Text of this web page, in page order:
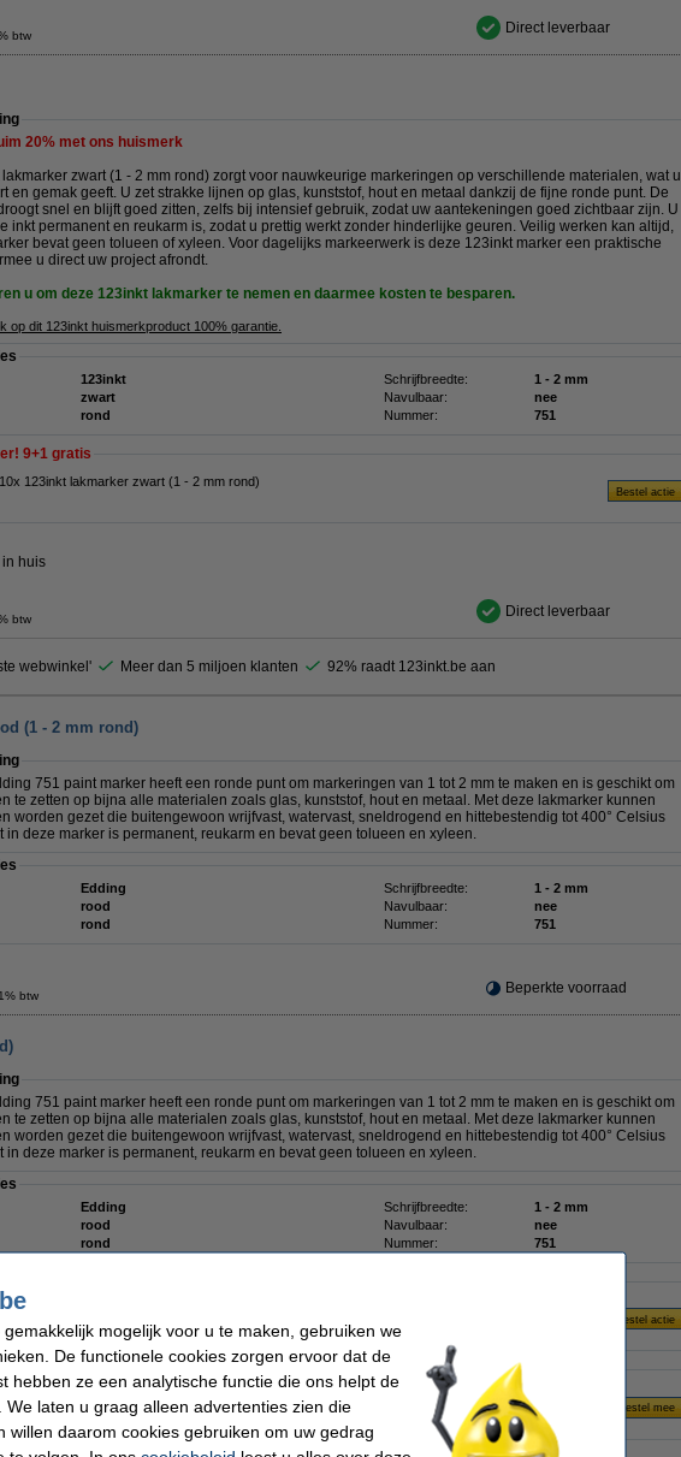
btw Direct leverbaar
20% met ons huismerk
lakmarker zwart (1 - 2 mm rond) zorgt voor nauwkeurige markeringen op verschillende materialen, wat u
en gemak geeft. U zet strakke lijnen op glas, kunststof, hout en metaal dankzij de fijne ronde punt. De
snel en blijft goed zitten, zelfs bij intensief gebruik, zodat uw aantekeningen goed zichtbaar zijn. U
inkt permanent en reukarm is, zodat u prettig werkt zonder hinderlijke geuren. Veilig werken kan altijd,
bevat geen tolueen of xyleen. Voor dagelijks markeerwerk is deze 123inkt marker een praktische
u direct uw project afrondt.
u om deze 123inkt lakmarker te nemen en daarmee kosten te besparen.
op dit 123inkt huismerkproduct 100% garantie.
123inkt Schrijfbreedte:
1 - 2 mm
zwart Navulbaar:
nee
rond Nummer: 751
9+1 gratis
123inkt lakmarker zwart (1 - 2 mm rond)
in huis
btw Direct leverbaar
webwinkel' Meer dan 5 miljoen klanten 92% raadt 123inkt.be aan
(1 - 2 mm rond)
751 paint marker heeft een ronde punt om markeringen van 1 tot 2 mm te maken en is geschikt om
te zetten op bijna alle materialen zoals glas, kunststof, hout en metaal. Met deze lakmarker kunnen
worden gezet die buitengewoon wrijfvast, watervast, sneldrogend en hittebestendig tot 400° Celsius
in deze marker is permanent, reukarm en bevat geen tolueen en xyleen.
Edding Schrijfbreedte:
1 - 2 mm
rood Navulbaar:
nee
rond Nummer: 751
btw Beperkte voorraad
751 paint marker heeft een ronde punt om markeringen van 1 tot 2 mm te maken en is geschikt om
te zetten op bijna alle materialen zoals glas, kunststof, hout en metaal. Met deze lakmarker kunnen
worden gezet die buitengewoon wrijfvast, watervast, sneldrogend en hittebestendig tot 400° Celsius
in deze marker is permanent, reukarm en bevat geen tolueen en xyleen.
Edding Schrijfbreedte:
1 - 2 mm
rood Navulbaar:
nee
rond Nummer: 751
Edding 751 lakmarker rood (1 - 2 mm rond)
mogelijk voor u te maken, gebruiken we
De functionele cookies zorgen ervoor dat de
hebben ze een analytische functie die ons helpt de
laten u graag alleen advertenties zien die
willen daarom cookies gebruiken om uw gedrag